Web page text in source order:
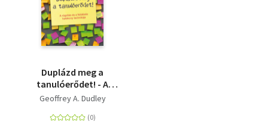
Duplázd meg a
tanulóerődet! - A
rögzítés és a felidézés
Geoffrey A. Dudley